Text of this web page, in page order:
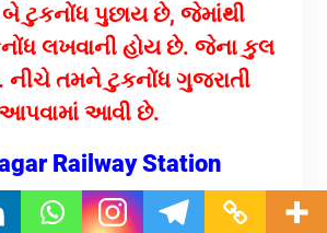
બે ટુકનોંધ પુછાય છે, જેમાંથી
લખવાની હોય છે. જેના કુલ
તમને ટુકનોંધ ગુજરાતી
આવી છે.
Railway Station
Nagar had to go either to